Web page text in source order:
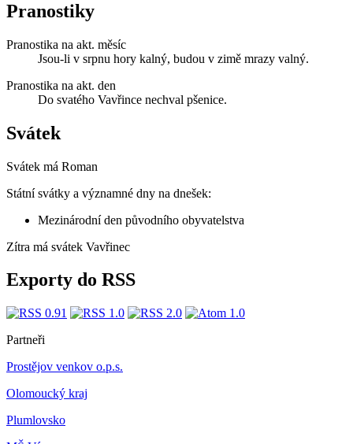
Pranostiky
Pranostika na akt. měsíc
Jsou-li v srpnu hory kalný, budou v zimě mrazy valný.
Pranostika na akt. den
Do svatého Vavřince nechval pšenice.
Svátek
Svátek má Roman
Státní svátky a významné dny na dnešek:
Mezinárodní den původního obyvatelstva
Zítra má svátek Vavřinec
Exporty do RSS
Partneři
Prostějov venkov o.p.s.
Olomoucký kraj
Plumlovsko